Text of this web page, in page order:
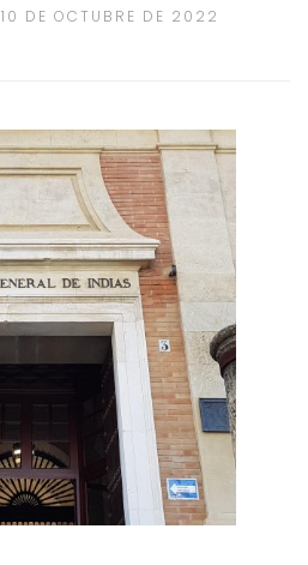
10 DE OCTUBRE DE 2022